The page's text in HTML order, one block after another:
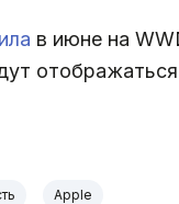
в июне на
Apple